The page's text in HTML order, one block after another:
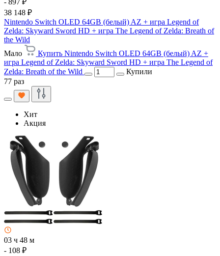
38 148 ₽
Nintendo Switch OLED 64GB (белый) AZ + игра Legend of
Zelda: Skyward Sword HD + игра The Legend of Zelda: Breath of
the Wild
Мало
Купить Nintendo Switch OLED 64GB (белый) AZ +
игра Legend of Zelda: Skyward Sword HD + игра The Legend of
Zelda: Breath of the Wild
Купили
77 раз
Хит
Акция
03 ч 48 м
- 108 ₽